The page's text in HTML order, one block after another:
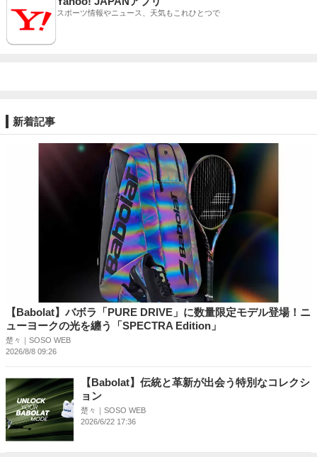
スポーツ情報やニュース、天気もこれひとつで
新着記事
【Babolat】バボラ「PURE DRIVE」に数量限定モデル登場！ニ
ューヨークの光を纏う「SPECTRA Edition」
楚々｜SOSO WEB
2026/8/8 09:26
【Babolat】伝統と革新が出会う特別なコレクシ
ョン
楚々｜SOSO WEB
2026/6/22 17:36